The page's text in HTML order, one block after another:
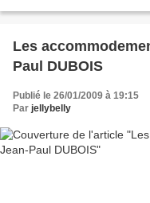
Les
Paul DUBOIS
Publié le 26/01/2009 à 19:15
Par jellybelly